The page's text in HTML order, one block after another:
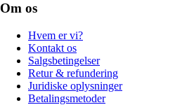
Om os
Hvem er vi?
Kontakt os
Salgsbetingelser
Retur & refundering
Juridiske oplysninger
Betalingsmetoder